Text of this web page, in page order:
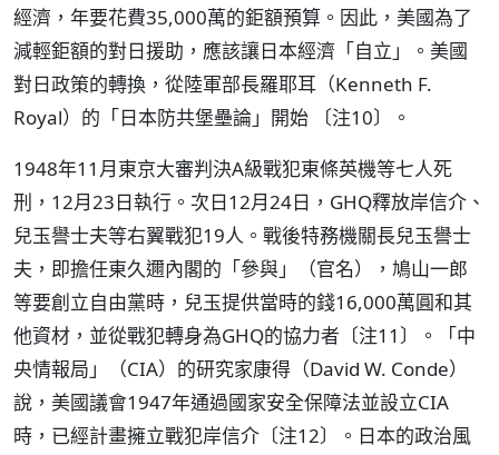
經濟，年要花費35,000萬的鉅額預算。因此，美國為了
減輕鉅額的對日援助，應該讓日本經濟「自立」。美國
對日政策的轉換，從陸軍部長羅耶耳（Kenneth F.
Royal）的「日本防共堡壘論」開始 〔注10〕。
1948年11月東京大審判決A級戰犯東條英機等七人死
刑，12月23日執行。次日12月24日，GHQ釋放岸信介、
兒玉譽士夫等右翼戰犯19人。戰後特務機關長兒玉譽士
夫，即擔任東久邇內閣的「參與」（官名），鳩山一郎
等要創立自由黨時，兒玉提供當時的錢16,000萬圓和其
他資材，並從戰犯轉身為GHQ的協力者〔注11〕。「中
央情報局」（CIA）的研究家康得（David W. Conde）
說，美國議會1947年通過國家安全保障法並設立CIA
時，已經計畫擁立戰犯岸信介〔注12〕。日本的政治風